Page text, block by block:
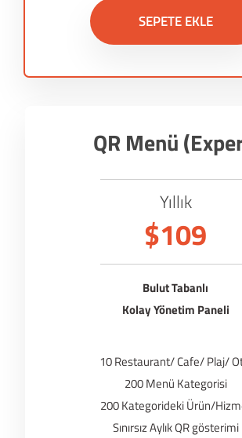
SEPETE EKLE
QR Menü
Yıllık
$109
Bulut Tabanlı
Kolay Yönetim Paneli
10 Restaurant/ Cafe/ Plaj/
200 Menü Kategorisi
200 Kategorideki Ürün/
Sınırsız Aylık QR gösterimi